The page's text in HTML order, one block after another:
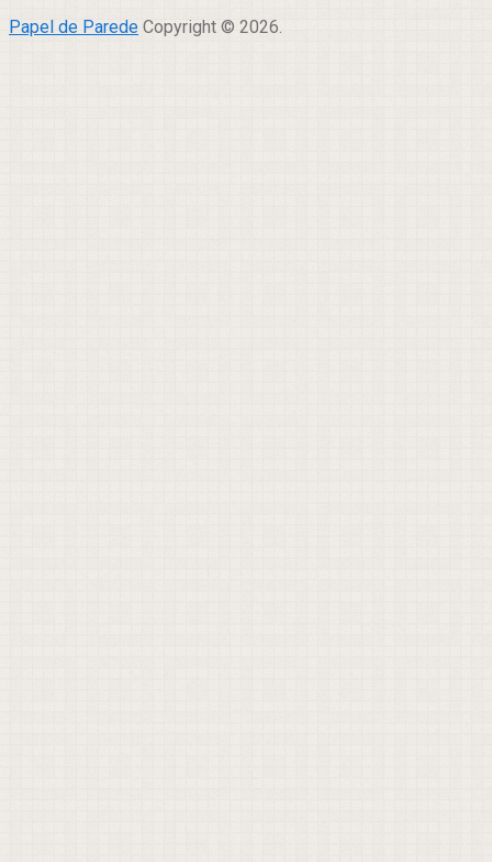
Papel de Parede Copyright © 2026.